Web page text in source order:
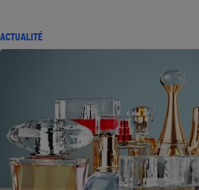
ACTUALITÉ